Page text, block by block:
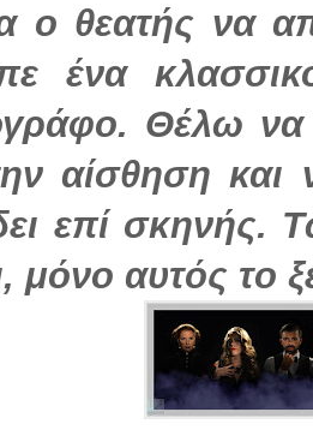
ο θεατής να
ένα
Θέλω
αίσθηση και
επί σκηνής.
μόνο αυτός το